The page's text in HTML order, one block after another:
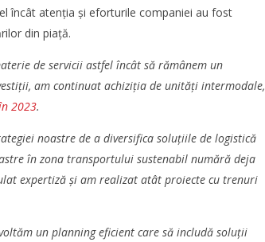
încât atenția și eforturile companiei au fost
din piață.
de servicii astfel încât să rămânem un
am continuat achiziția de unități intermodale,
2023.
noastre de a diversifica soluțiile de logistică
în zona transportului sustenabil numără deja
expertiză și am realizat atât proiecte cu trenuri
un planning eficient care să includă soluții